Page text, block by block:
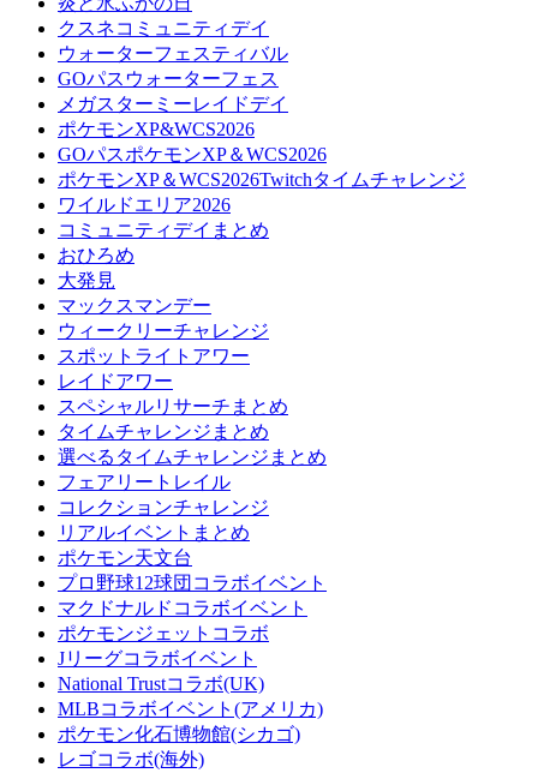
クスネコミュニティデイ
ウォーターフェスティバル
GOパスウォーターフェス
メガスターミーレイドデイ
ポケモンXP&WCS2026
GOパスポケモンXP＆WCS2026
ポケモンXP＆WCS2026Twitchタイムチャレンジ
ワイルドエリア2026
コミュニティデイまとめ
おひろめ
大発見
マックスマンデー
ウィークリーチャレンジ
スポットライトアワー
レイドアワー
スペシャルリサーチまとめ
タイムチャレンジまとめ
選べるタイムチャレンジまとめ
フェアリートレイル
コレクションチャレンジ
リアルイベントまとめ
ポケモン天文台
プロ野球12球団コラボイベント
マクドナルドコラボイベント
ポケモンジェットコラボ
Jリーグコラボイベント
National Trustコラボ(UK)
MLBコラボイベント(アメリカ)
ポケモン化石博物館(シカゴ)
レゴコラボ(海外)